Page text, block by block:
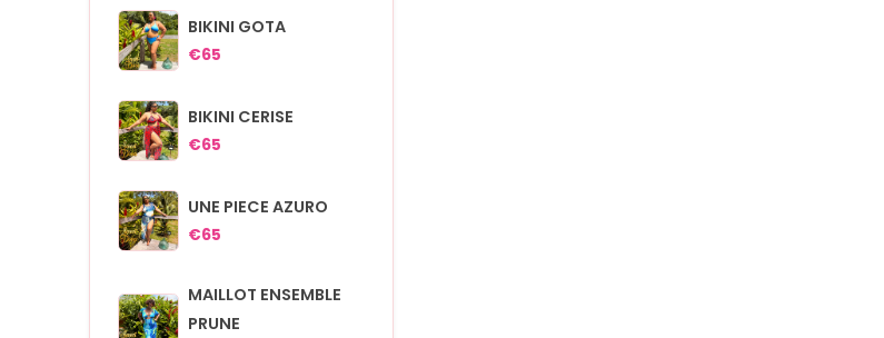
BIKINI GOTA
€65
BIKINI CERISE
€65
UNE PIECE AZURO
€65
MAILLOT ENSEMBLE
PRUNE